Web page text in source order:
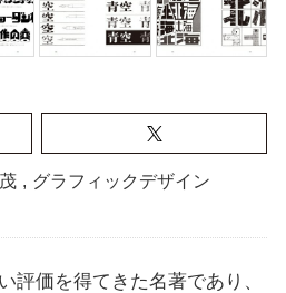
, グラフィックデザイン
評価を得てきた名著であり、